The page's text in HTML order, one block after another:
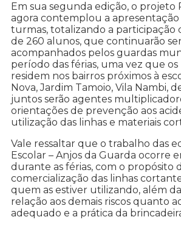
Em sua segunda edição, o projeto
agora contemplou a apresentação
turmas, totalizando a participação
de 260 alunos, que continuarão
acompanhados pelos guardas
período das férias, uma vez que os
residem nos bairros próximos à
Nova, Jardim Tamoio, Vila Nambi,
juntos serão agentes
orientações de prevenção aos
utilização das linhas e materiais
Vale ressaltar que o trabalho das
Escolar – Anjos da Guarda ocorre
durante as férias, com o propósito
comercialização das linhas
quem as estiver utilizando, além
relação aos demais riscos quanto
adequado e a prática da